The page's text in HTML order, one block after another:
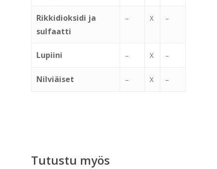
Rikkidioksidi ja
sulfaatti
– X –
Lupiini – X –
Nilviäiset – X –
Tutustu myös